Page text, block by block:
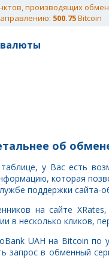
производящих
500.75Bitcoin
валюты
об
у Вас есть
которая
поддержки
на сайте
в несколько кликов,
UAH на Bitcoin
запрос в обменный